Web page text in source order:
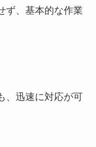
ず、基本的な作業
、迅速に対応が可